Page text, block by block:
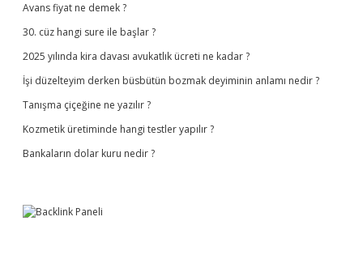
Avans fiyat ne demek ?
30. cüz hangi sure ile başlar ?
2025 yılında kira davası avukatlık ücreti ne kadar ?
İşi düzelteyim derken büsbütün bozmak deyiminin anlamı nedir ?
Tanışma çiçeğine ne yazılır ?
Kozmetik üretiminde hangi testler yapılır ?
Bankaların dolar kuru nedir ?